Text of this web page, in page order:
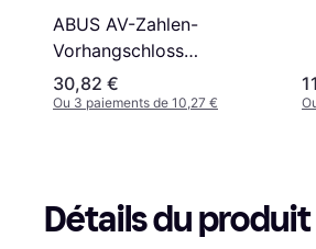
ABUS AV-Zahlen-
Vorhangschloss
180IB/50HB/SB
30,82 €
Ou 3 paiements de 10,27 €
Détails du produit